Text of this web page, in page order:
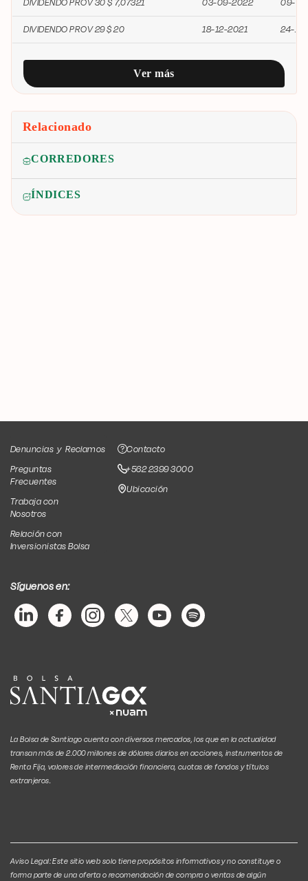
DIVIDENDO PROV 30 $ 7,07321 03-09-2022 09-
DIVIDENDO PROV 29 $ 20 18-12-2021 24-
Ver más
Relacionado
CORREDORES
ÍNDICES
Denuncias yReclamos
Preguntas
Frecuentes
Trabaja con
Nosotros
Relación con
Inversionistas Bolsa
Contacto
+562 2399 3000
Ubicación
Síguenos en:
La Bolsa de Santiago cuenta con diversos mercados, los que en la actualidad
transan más de 2.000 millones de dólares diarios en acciones, instrumentos de
Renta Fija, valores de intermediación financiera, cuotas de fondos y títulos
extranjeros.
Aviso Legal: Este sitio web solo tiene propósitos informativos y no constituye o
forma parte de una oferta o recomendación de compra o ventas de algún